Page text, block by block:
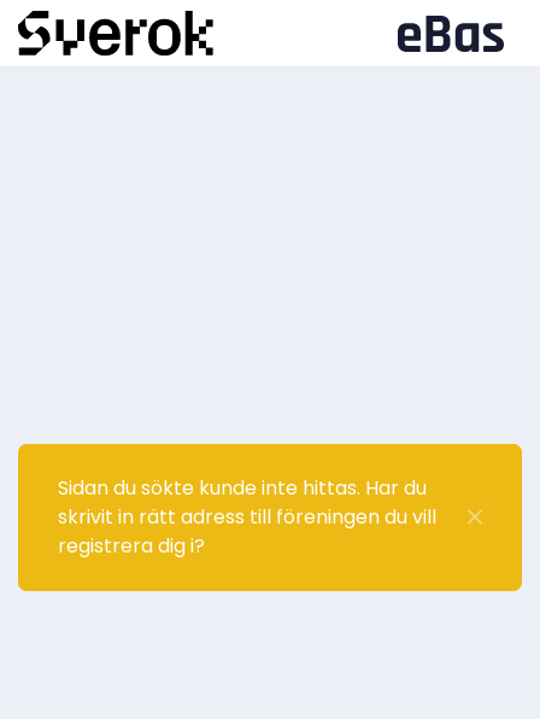
Sidan du sökte kunde inte hittas. Har du
skrivit in rätt adress till föreningen du vill
registrera dig i?